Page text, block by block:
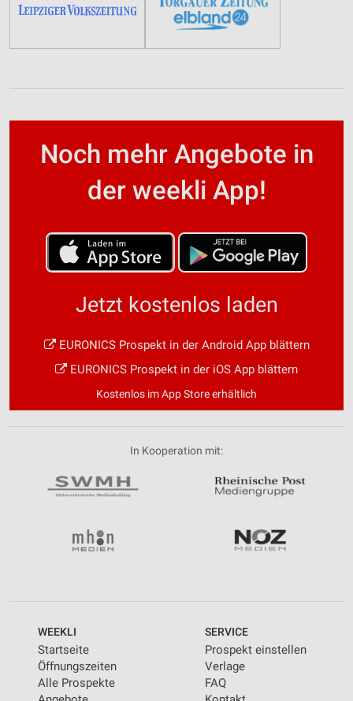
Noch mehr Angebote in
der weekli App!
Jetzt kostenlos laden
EURONICS Prospekt in der Android App blättern
EURONICS Prospekt in der iOS App blättern
Kostenlos im App Store erhältlich
In Kooperation mit:
WEEKLI
Startseite
Öffnungszeiten
Alle Prospekte
SERVICE
Prospekt einstellen
Verlage
FAQ